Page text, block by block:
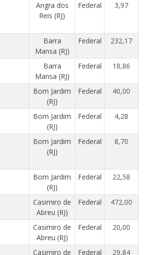
Angra dos
Reis (RJ)
Federal 3,97
Barra
Mansa (RJ)
Federal 232,17
Barra
Mansa (RJ)
Federal 18,86
Bom Jardim
(RJ)
Federal 40,00
Bom Jardim
(RJ)
Federal 4,28
Bom Jardim
(RJ)
Federal 8,70
Bom Jardim
(RJ)
Federal 22,58
Casimiro de
Abreu (RJ)
Federal 472,00
Casimiro de
Abreu (RJ)
Federal 20,00
Casimiro de
Federal 29,84